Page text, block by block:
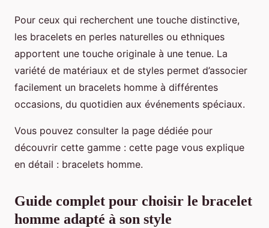
Pour ceux qui recherchent une touche distinctive,
les bracelets en perles naturelles ou ethniques
apportent une touche originale à une tenue. La
variété de matériaux et de styles permet d’associer
facilement un bracelets homme à différentes
occasions, du quotidien aux événements spéciaux.
Vous pouvez consulter la page dédiée pour
découvrir cette gamme : cette page vous explique
en détail : bracelets homme.
Guide complet pour choisir le bracelet
homme adapté à son style